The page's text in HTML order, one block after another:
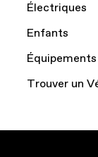
Électriques
Enfants
Équipements
Trouver un